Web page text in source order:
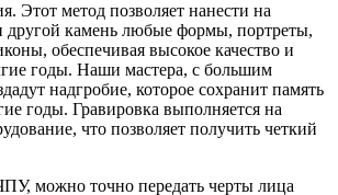
Этот метод позволяет нанести на
другой камень любые формы, портреты,
обеспечивая высокое качество и
годы. Наши мастера, с большим
надгробие, которое сохранит память
годы. Гравировка выполняется на
что позволяет получить четкий
можно точно передать черты лица